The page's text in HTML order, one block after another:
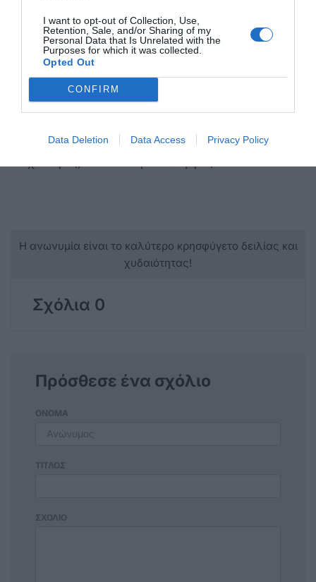
I want to opt-out of Collection, Use,
Retention, Sale, and/or Sharing of my
Personal Data that Is Unrelated with the
Purposes for which it was collected.
Opted Out
CONFIRM
Data Deletion Data Access Privacy Policy
είναι η ευκαιρία μας να δούμε τις βαθύτερες
ανάγκες μας και να φροντίσουμε τον εαυτό μας,
όπως αυτός το χρειάζεται.
Η ανωνυμία είναι το καλύτερο κρησφύγετο δειλίας και
χυδαιότητας!
Σχόλια 0
Πρόσθεσε ένα σχόλιο
ΟΝΟΜΑ
ΤΙΤΛΟΣ
ΣΧΟΛΙΟ